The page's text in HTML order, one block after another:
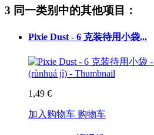
3 同一类别中的其他项目：
Pixie Dust - 6 克装待用小袋...
1,49 €
加入购物车 购物车